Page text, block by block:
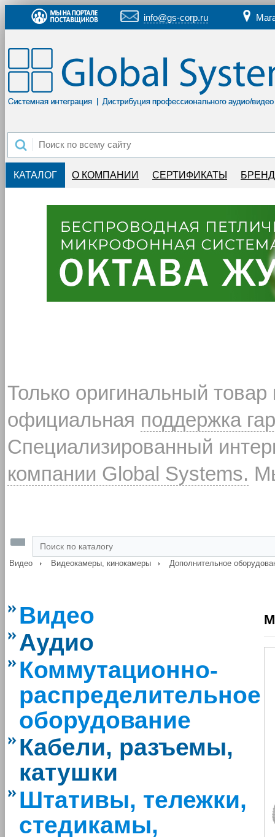
info@gs-corp.ru
КАТАЛОГ О КОМПАНИИ СЕРТИФИКАТЫ
Только оригинальный
официальная поддержка
Специализированный
компании Global Systems.
Видео Видеокамеры, кинокамеры Дополнительное
Видео
Аудио
Коммутационно-
распределительное
оборудование
Кабели, разъемы,
катушки
Штативы, тележки,
стедикамы,